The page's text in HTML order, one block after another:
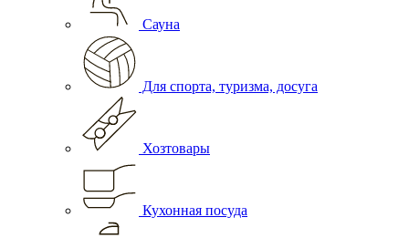
Сауна
Для спорта, туризма, досуга
Хозтовары
Кухонная посуда